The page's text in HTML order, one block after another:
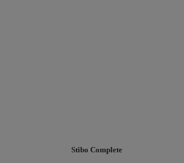
Stibo Complete